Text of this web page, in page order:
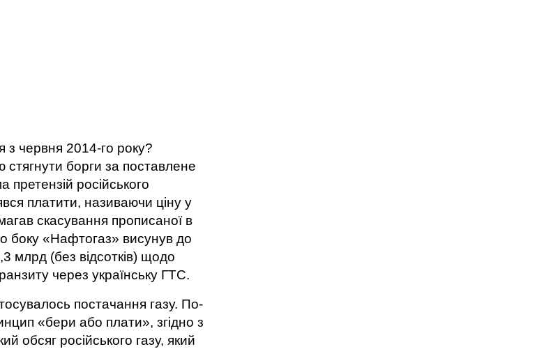
з червня 2014-го року?
борги за поставлене
російського
платити, називаючи ціну у
скасування прописаної в
боку «Нафтогаз» висунув до
млрд (без відсотків) щодо
через українську ГТС.
постачання газу. По-
«бери або плати», згідно з
обсяг російського газу, який